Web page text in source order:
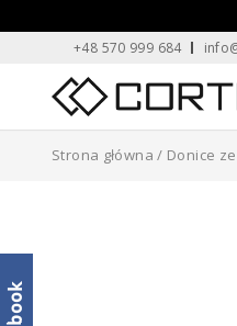
content
+48 570 999 684
Home
Strona główna / Donice